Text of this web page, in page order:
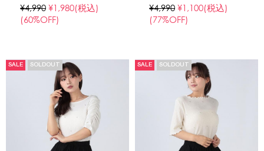
¥4,990 ¥1,980(税込)
(60%OFF)
¥4,990 ¥1,100(税込)
(77%OFF)
SALE SOLDOUT SALE SOLDOUT